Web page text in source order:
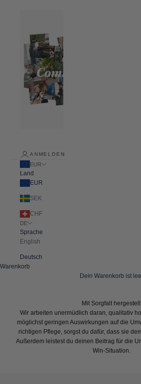
ANMELDEN
EUR
Land
EUR
SEK
CHF
DE
Sprache
English
Deutsch
Warenkorb
Dein Warenkorb ist
Mit Sorgfalt
Wir arbeiten unermüdlich daran, qualitativ
möglichst geringen Auswirkungen auf die
richtigen Pflege, sorgst du dafür, dass sie
Außerdem leistest du deinen Beitrag für die
Win-Situation.